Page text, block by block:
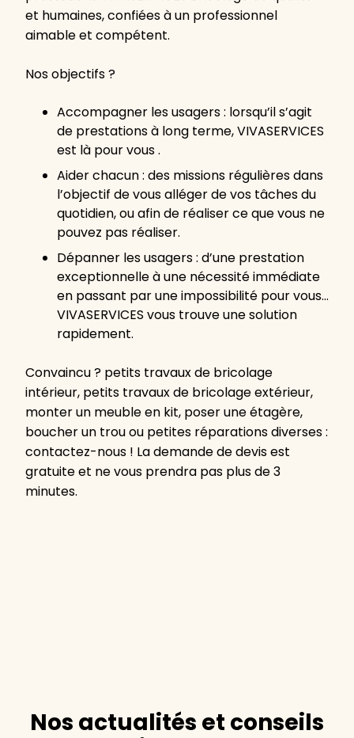
et humaines, confiées à un professionnel
aimable et compétent.
Nos objectifs ?
Accompagner les usagers : lorsqu’il s’agit
de prestations à long terme, VIVASERVICES
est là pour vous .
Aider chacun : des missions régulières dans
l’objectif de vous alléger de vos tâches du
quotidien, ou afin de réaliser ce que vous ne
pouvez pas réaliser.
Dépanner les usagers : d’une prestation
exceptionnelle à une nécessité immédiate
en passant par une impossibilité pour vous…
VIVASERVICES vous trouve une solution
rapidement.
Convaincu ? petits travaux de bricolage
intérieur, petits travaux de bricolage extérieur,
monter un meuble en kit, poser une étagère,
boucher un trou ou petites réparations diverses :
contactez-nous ! La demande de devis est
gratuite et ne vous prendra pas plus de 3
minutes.
Nos actualités et conseils